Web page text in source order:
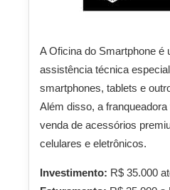
A Oficina do Smartphone é
assistência técnica
smartphones, tablets e
Além disso, a
venda de acessórios
celulares e eletrônicos.
Investimento: R$ 35.000